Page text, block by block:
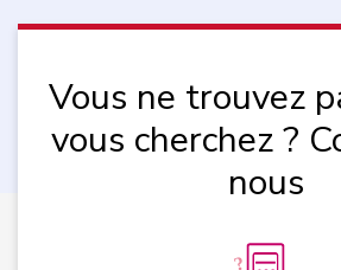
Vous ne trouvez
vous cherchez ?
nous